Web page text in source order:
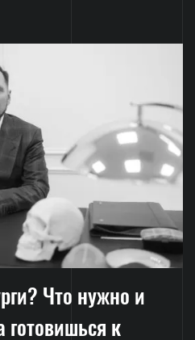
Что нужно и
готовишься к